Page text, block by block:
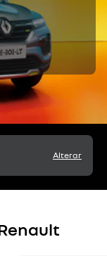
Alterar